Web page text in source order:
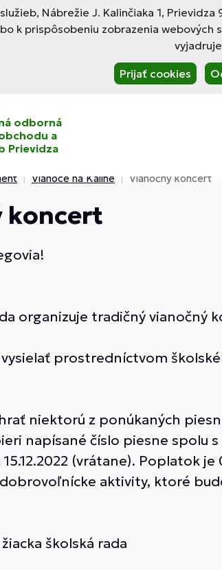
Nábrežie J. Kalinčiaka 1,
k prispôsobeniu zobrazenia
Prijať cookies
odborná
a
Prievidza
Vianoce na Kaline Vianočný koncert
koncert
organizuje tradičný vianočný
prostredníctvom
niektorú z ponúkaných
napísané číslo piesne spolu
(vrátane). Poplatok
aktivity, ktoré
školská rada